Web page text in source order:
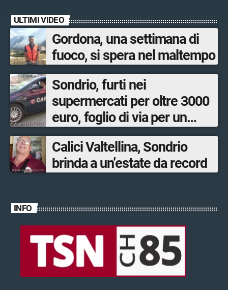
ULTIMI VIDEO
Gordona, una settimana di
fuoco, si spera nel maltempo
Sondrio, furti nei
supermercati per oltre 3000
euro, foglio di via per un
ventinovenne
Calici Valtellina, Sondrio
brinda a un’estate da record
INFO